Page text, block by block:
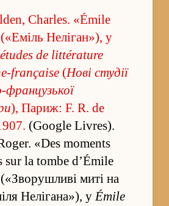
Charles. «Émile
Неліган»), у
de littérature
française(Нові студії
французької
), Париж: F. R. de
(Google Livres).
«Des moments
sur la tombe d’Émile
миті на
Нелігана»), уÉmile